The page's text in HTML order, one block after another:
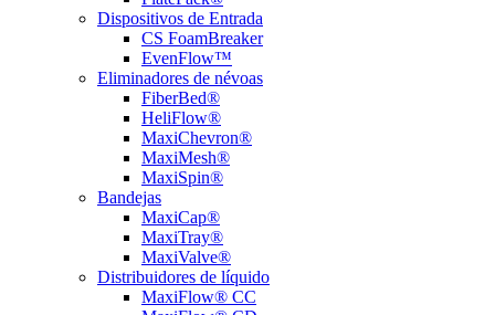
Dispositivos de Entrada
CS FoamBreaker
EvenFlow™
Eliminadores de névoas
FiberBed®
HeliFlow®
MaxiChevron®
MaxiMesh®
MaxiSpin®
Bandejas
MaxiCap®
MaxiTray®
MaxiValve®
Distribuidores de líquido
MaxiFlow® CC